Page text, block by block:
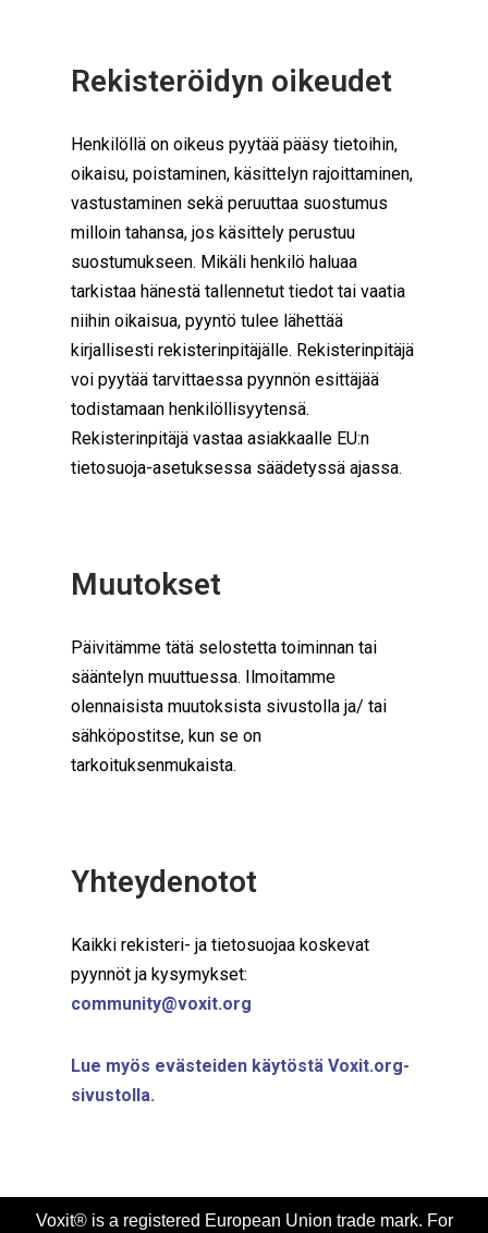
Rekisteröidyn oikeudet
Henkilöllä on oikeus pyytää pääsy tietoihin,
oikaisu, poistaminen, käsittelyn rajoittaminen,
vastustaminen sekä peruuttaa suostumus
milloin tahansa, jos käsittely perustuu
suostumukseen. Mikäli henkilö haluaa
tarkistaa hänestä tallennetut tiedot tai vaatia
niihin oikaisua, pyyntö tulee lähettää
kirjallisesti rekisterinpitäjälle. Rekisterinpitäjä
voi pyytää tarvittaessa pyynnön esittäjää
todistamaan henkilöllisyytensä.
Rekisterinpitäjä vastaa asiakkaalle EU:n
tietosuoja-asetuksessa säädetyssä ajassa.
Muutokset
Päivitämme tätä selostetta toiminnan tai
sääntelyn muuttuessa. Ilmoitamme
olennaisista muutoksista sivustolla ja/ tai
sähköpostitse, kun se on
tarkoituksenmukaista.
Yhteydenotot
Kaikki rekisteri- ja tietosuojaa koskevat
pyynnöt ja kysymykset:
community@voxit.org
Lue myös evästeiden käytöstä Voxit.org-
sivustolla.
Voxit® is a registered European Union trade mark. For